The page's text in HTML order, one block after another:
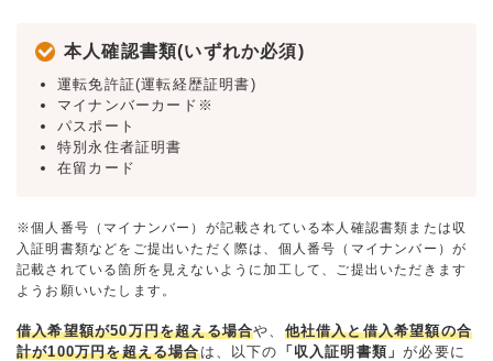
本人確認書類(いずれか必須)
運転免許証(運転経歴証明書)
マイナンバーカード※
パスポート
特別永住者証明書
在留カード
※個人番号（マイナンバー）が記載されている本人確認書類または収
入証明書類などをご提出いただく際は、個人番号（マイナンバー）が
記載されている箇所を見えないように加工して、ご提出いただきます
ようお願いいたします。
借入希望額が50万円を超える場合や、 他社借入と借入希望額の合
計が100万円を超える場合は、以下の 「収入証明書類」が必要に